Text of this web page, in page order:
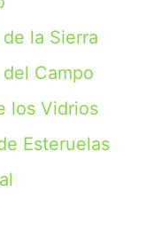
la Sierra
Campo
los Vidrios
Esteruelas